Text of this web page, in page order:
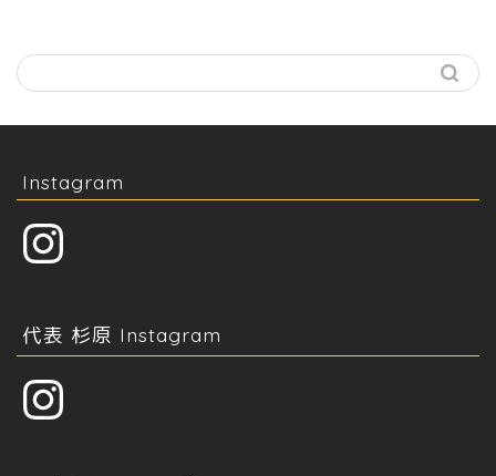
Instagram
Instagram
代表 杉原 Instagram
Instagram